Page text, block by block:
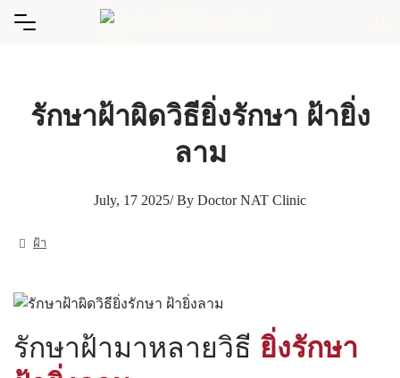
Skip
รักษาฝ้าผิดวิธียิ่งรักษา ฝ้ายิ่ง
ลาม
July, 17 2025/ By Doctor NAT Clinic
ฝ้า
รักษาฝ้ามาหลายวิธี ยิ่งรักษา